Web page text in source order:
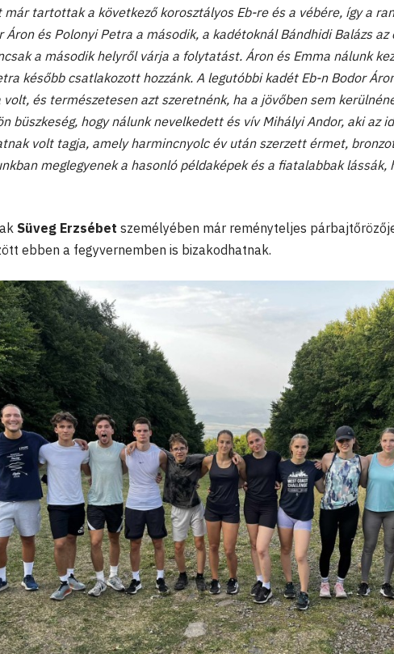
már tartottak a következő korosztályos Eb-re és a vébére, így a
Áron és Polonyi Petra a második, a kadétoknál Bándhidi Balázs az
a második helyről várja a folytatást. Áron és Emma nálunk
később csatlakozott hozzánk. A legutóbbi kadét Eb-n Bodor
és természetesen azt szeretnénk, ha a jövőben sem
büszkeség, hogy nálunk nevelkedett és vív Mihályi Andor, aki az
volt tagja, amely harmincnyolc év után szerzett érmet,
meglegyenek a hasonló példaképek és a fiatalabbak lássák,
Süveg Erzsébet személyében már reményteljes
ebben a fegyvernemben is bizakodhatnak.